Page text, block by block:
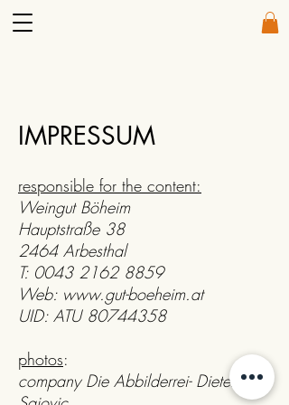
IMPRESSUM
responsible for the content:
Weingut Böheim
Hauptstraße 38
2464 Arbesthal
T: 0043 2162 8859
Web: www.gut-boeheim.at
UID: ATU 80744358
photos:
company Die Abbilderrei- Dieter